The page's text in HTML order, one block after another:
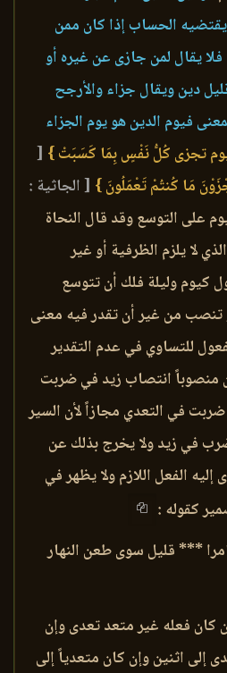
يقتضيه الحساب إذا كان ممن
فلا يقال لمن جازى عن غيره أو
دين ويقال جزاء والأرجح
فيوم الدين هو يوم الجزاء
تجزى كُلُّ نَفْسٍ بِمَا كَسَبَتْ } [
مَا كُنتُمْ تَعْمَلُونَ } [ الجاثية :
على التوسع وقد قال النحاة
لا يلزم الظرفية أو غير
كيوم وليلة فلك أن تتوسع
تنصب من غير أن تقدر فيه معنى
للتساوي في عدم التقدير
منصوباً انتصاب زيد في ضربت
في التعدي مجازاً لأن السير
في زيد ولا يخرج بذلك عن
الفعل اللازم ولا يظهر في
كقوله :
*** قليل سوى طعن النهار
كان فعله غير متعد تعدى وإن
إلى اثنين وإن كان متعدياً إلى